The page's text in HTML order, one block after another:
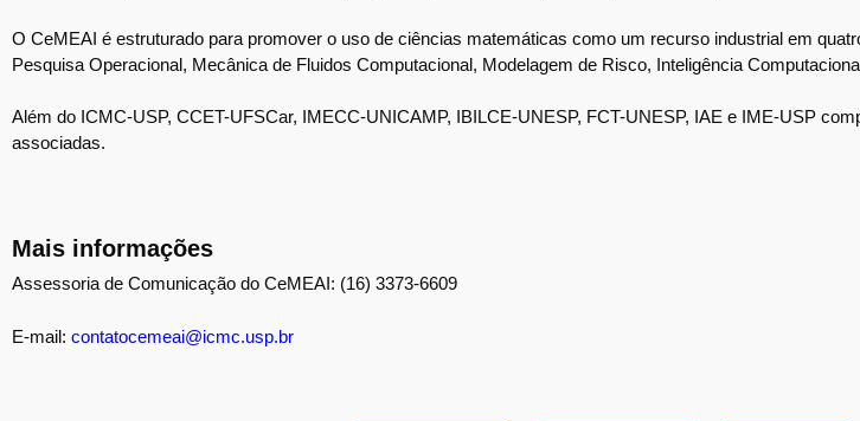
O CeMEAI é estruturado para promover o uso de ciências matemáticas como um recurso industrial em
Pesquisa Operacional, Mecânica de Fluidos Computacional, Modelagem de Risco, Inteligência
Além do ICMC-USP, CCET-UFSCar, IMECC-UNICAMP, IBILCE-UNESP, FCT-UNESP, IAE e IME-USP
associadas.
Mais informações
Assessoria de Comunicação do CeMEAI: (16) 3373-6609
E-mail: contatocemeai@icmc.usp.br